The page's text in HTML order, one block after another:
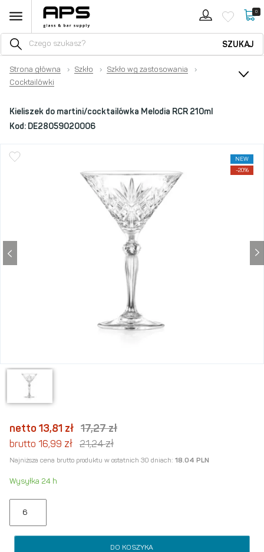
0
SZUKAJ
Strona główna › Szkło › Szkło wg zastosowania
›
Cocktailówki
Kieliszek do martini/cocktailówka Melodia RCR 210ml
Kod: DE28059020006
NEW
-20%
netto 13,81 zł 17,27zł
brutto 16,99 zł 21,24zł
Najniższa cena brutto produktu w ostatnich 30 dniach: 18.04 PLN
Wysyłka 24 h
DO KOSZYKA